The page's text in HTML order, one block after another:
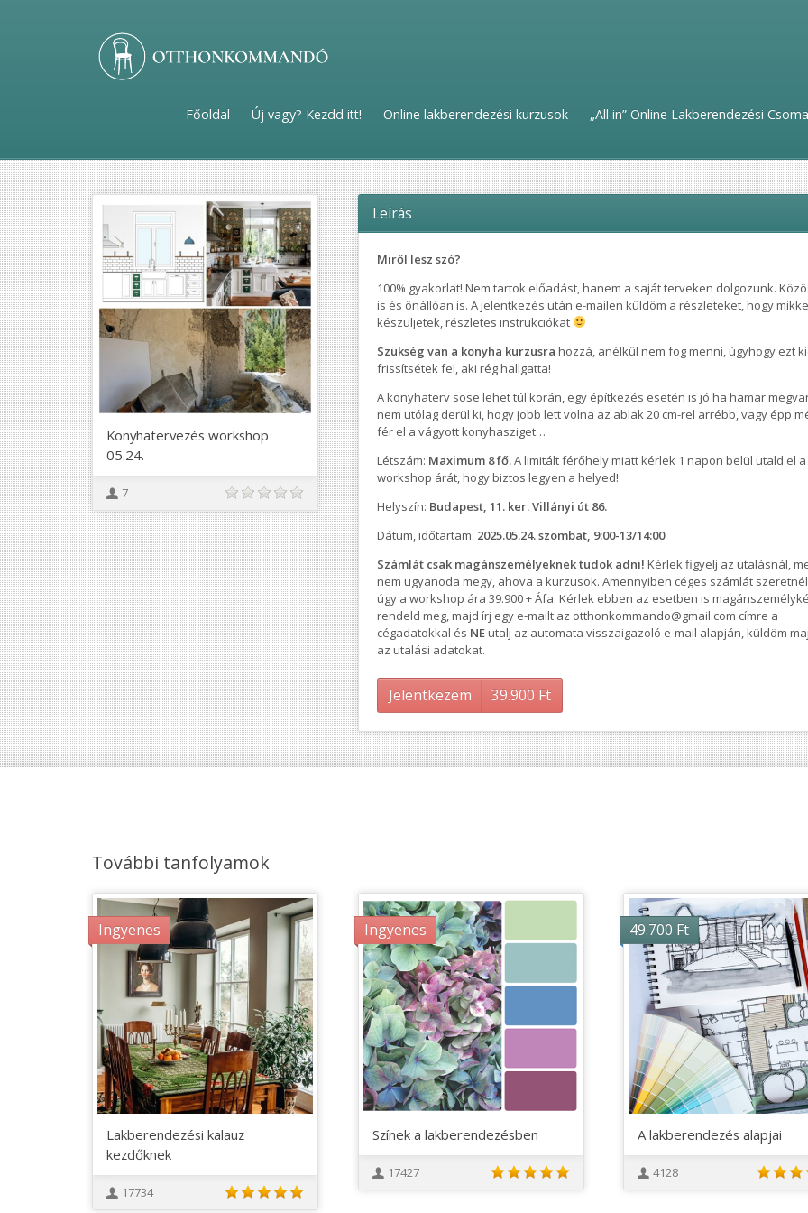
Főoldal Új vagy? Kezdd itt! Online lakberendezési kurzusok „All in” Online Lakberendezési
Konyhatervezés workshop
05.24.
7
Leírás
Miről lesz szó?
100% gyakorlat! Nem tartok előadást, hanem a saját terveken dolgozunk.
is és önállóan is. A jelentkezés után e-mailen küldöm a részleteket, hogy
készüljetek, részletes instrukciókat
Szükség van a konyha kurzusra hozzá, anélkül nem fog menni, úgyhogy ezt
frissítsétek fel, aki rég hallgatta!
A konyhaterv sose lehet túl korán, egy építkezés esetén is jó ha hamar
nem utólag derül ki, hogy jobb lett volna az ablak 20 cm-rel arrébb, vagy épp
fér el a vágyott konyhasziget…
Létszám: Maximum 8 fő.A limitált férőhely miatt kérlek 1 napon belül utald el a
workshop árát, hogy biztos legyen a helyed!
Helyszín: Budapest, 11. ker. Villányi út 86.
Dátum, időtartam: 2025.05.24. szombat, 9:00-13/14:00
Számlát csak magánszemélyeknek tudok adni! Kérlek figyelj az utalásnál,
nem ugyanoda megy, ahova a kurzusok. Amennyiben céges számlát
úgy a workshop ára 39.900 + Áfa. Kérlek ebben az esetben is
rendeld meg, majd írj egy e-mailt az otthonkommando@gmail.com címre a
cégadatokkal és NEutalj az automata visszaigazoló e-mail alapján, küldöm
az utalási adatokat.
Jelentkezem 39.900 Ft
További tanfolyamok
Ingyenes
Lakberendezési kalauz
kezdőknek
17734
Ingyenes
Színek a lakberendezésben
17427
49.700 Ft
A lakberendezés alapjai
4128